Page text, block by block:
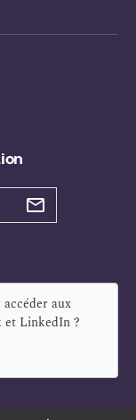
aux
et LinkedIn?